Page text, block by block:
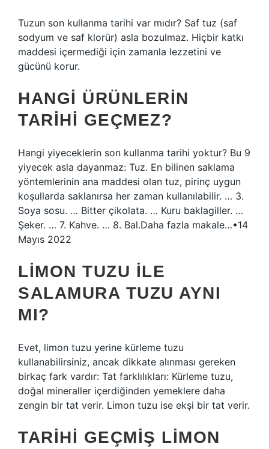
Tuzun son kullanma tarihi var mıdır? Saf tuz (saf
sodyum ve saf klorür) asla bozulmaz. Hiçbir katkı
maddesi içermediği için zamanla lezzetini ve
gücünü korur.
HANGI ÜRÜNLERIN
TARIHI GEÇMEZ?
Hangi yiyeceklerin son kullanma tarihi yoktur? Bu 9
yiyecek asla dayanmaz: Tuz. En bilinen saklama
yöntemlerinin ana maddesi olan tuz, pirinç uygun
koşullarda saklanırsa her zaman kullanılabilir. … 3.
Soya sosu. … Bitter çikolata. … Kuru baklagiller. …
Şeker. … 7. Kahve. … 8. Bal.Daha fazla makale…•14
Mayıs 2022
LIMON TUZU ILE
SALAMURA TUZU AYNI
MI?
Evet, limon tuzu yerine kürleme tuzu
kullanabilirsiniz, ancak dikkate alınması gereken
birkaç fark vardır: Tat farklılıkları: Kürleme tuzu,
doğal mineraller içerdiğinden yemeklere daha
zengin bir tat verir. Limon tuzu ise ekşi bir tat verir.
TARIHI GEÇMIŞ LIMON